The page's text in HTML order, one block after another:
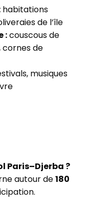
habitations
de l’île
:couscous de
cornes de
musiques
Paris–Djerba ?
autour de180